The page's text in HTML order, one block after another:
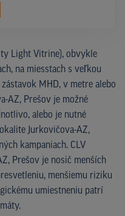
Light Vitrine), obvykle
na miesstach s veľkou
MHD, v metre alebo
AZ, Prešov je možné
alebo je nutné
Jurkovičova-AZ,
kampaniach. CLV
Prešov je nosič menších
menšiemu riziku
umiestneniu patrí